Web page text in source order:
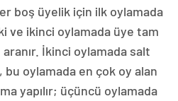
boş üyelik için ilk oylamada
ve ikinci oylamada üye tam
aranır. İkinci oylamada salt
oylamada en çok oy alan
yapılır; üçüncü oylamada